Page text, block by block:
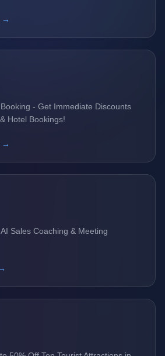
→
- Get Immediate Discounts
Hotel Bookings!
→
Sales Coaching & Meeting